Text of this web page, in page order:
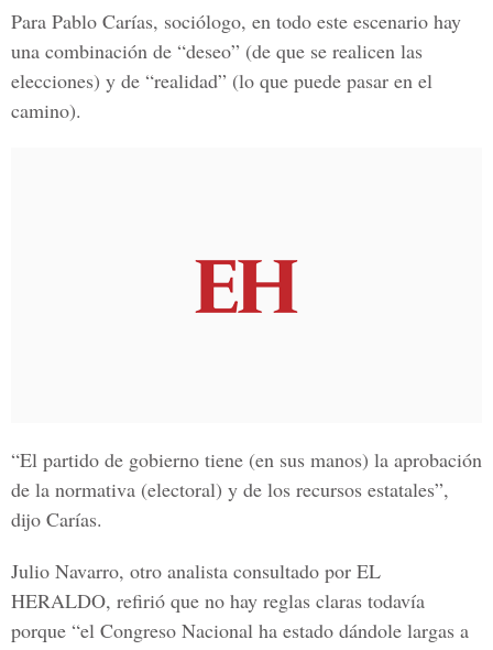
Para Pablo Carías, sociólogo, en todo este escenario hay
una combinación de “deseo” (de que se realicen las
elecciones) y de “realidad” (lo que puede pasar en el
camino).
“El partido de gobierno tiene (en sus manos) la aprobación
de la normativa (electoral) y de los recursos estatales”,
dijo Carías.
Julio Navarro, otro analista consultado por EL
HERALDO, refirió que no hay reglas claras todavía
porque “el Congreso Nacional ha estado dándole largas a